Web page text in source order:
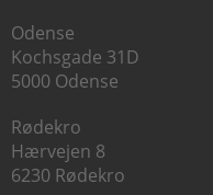
Odense
Kochsgade 31D
5000 Odense
Rødekro
Hærvejen 8
6230 Rødekro